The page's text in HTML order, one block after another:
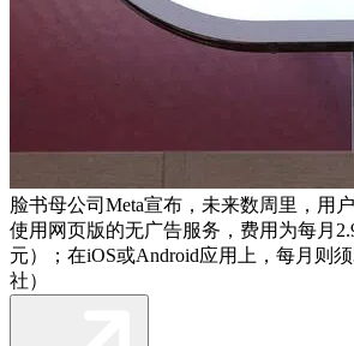
脸书母公司Meta宣布，未来数周里，用
使用网页版的无广告服务，费用为每月
元）；在iOS或Android应用上，每月则
社）